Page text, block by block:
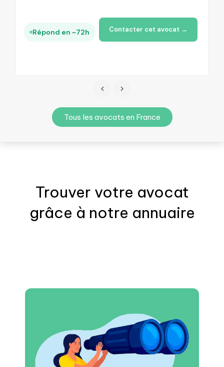
Répond en ~72h Contacter cet avocat →
Tous les avocats en France
Trouver votre avocat
grâce à notre annuaire